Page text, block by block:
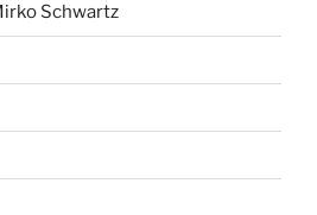
Schwartz